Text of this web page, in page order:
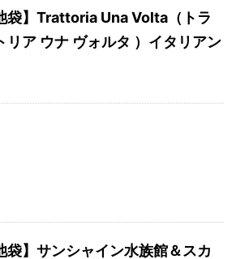
袋】Trattoria Una Volta（トラ
リア ウナ ヴォルタ ）イタリアン
袋】サンシャイン水族館＆スカ